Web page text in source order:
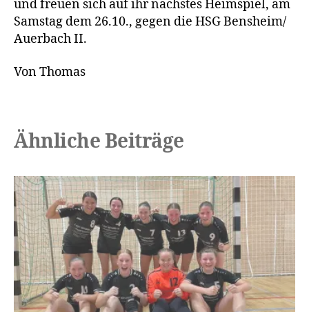
und freuen sich auf ihr nächstes Heimspiel, am
Samstag dem 26.10., gegen die HSG Bensheim/
Auerbach II.
Von Thomas
Ähnliche Beiträge